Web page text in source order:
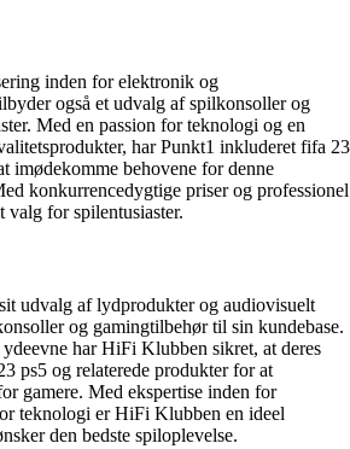
inden for elektronik og
også et udvalg af spilkonsoller og
Med en passion for teknologi og en
har Punkt1 inkluderet fifa 23
imødekomme behovene for denne
konkurrencedygtige priser og professionel
valg for spilentusiaster.
udvalg af lydprodukter og audiovisuelt
og gamingtilbehør til sin kundebase.
har HiFi Klubben sikret, at deres
ps5 og relaterede produkter for at
gamere. Med ekspertise inden for
teknologi er HiFi Klubben en ideel
den bedste spiloplevelse.